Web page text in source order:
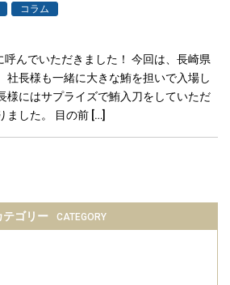
コラム
んでいただきました！ 今回は、長崎県
社長様も一緒に大きな鮪を担いで入場し
様にはサプライズで鮪入刀をしていただ
ました。 目の前 […]
テゴリー CATEGORY